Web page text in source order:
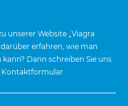
unserer Website „Viagra
erfahren, wie man
Dann schreiben Sie uns
Kontaktformular.